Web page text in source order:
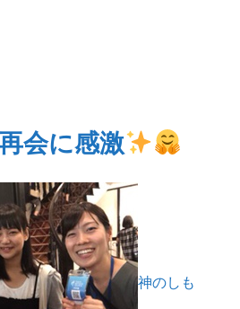
会に感激
神のしも